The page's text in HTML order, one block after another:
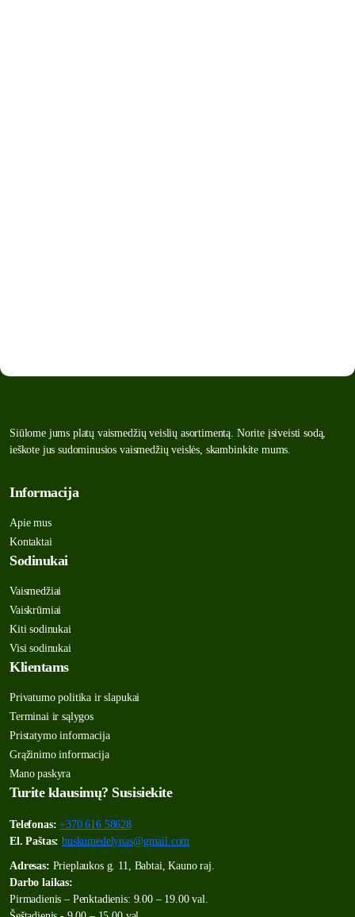
Siūlome jums platų vaismedžių veislių asortimentą. Norite įsiveisti sodą,
ieškote jus sudominusios vaismedžių veislės, skambinkite mums.
Informacija
Apie mus
Kontaktai
Sodinukai
Vaismedžiai
Vaiskrūmiai
Kiti sodinukai
Visi sodinukai
Klientams
Privatumo politika ir slapukai
Terminai ir sąlygos
Pristatymo informacija
Grąžinimo informacija
Mano paskyra
Turite klausimų? Susisiekite
Telefonas: +370 616 58628
El. Paštas:buskumedelynas@gmail.com
Adresas: Prieplaukos g. 11, Babtai, Kauno raj.
Darbo laikas:
Pirmadienis – Penktadienis: 9.00 – 19.00 val.